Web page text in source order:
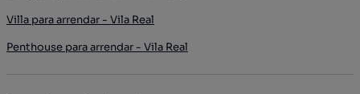
Villa para arrendar - Vila Real
Penthouse para arrendar - Vila Real